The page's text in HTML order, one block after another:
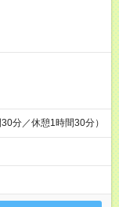
分／休憩1時間30分）